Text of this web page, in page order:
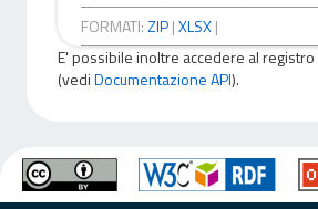
FORMATI:ZIP|XLSX|
E' possibile inoltre accedere al
(vediDocumentazione API).